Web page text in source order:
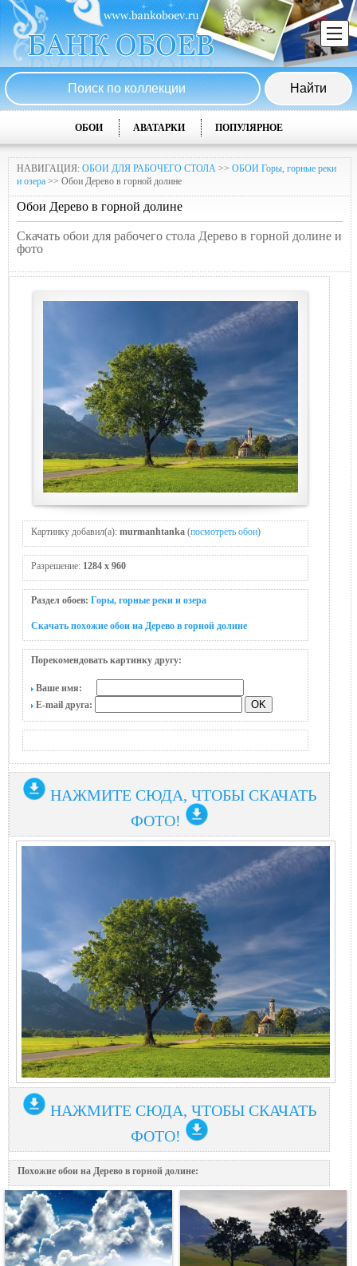
ОБОИ АВАТАРКИ ПОПУЛЯРНОЕ
НАВИГАЦИЯ: ОБОИ ДЛЯ РАБОЧЕГО СТОЛА >> ОБОИ Горы, горные реки
и озера >> Обои Дерево в горной долине
Обои Дерево в горной долине
Скачать обои для рабочего стола Дерево в горной долине и
фото
Картинку добавил(а): murmanhtanka (посмотреть обои)
Разрешение: 1284 x 960
Раздел обоев: Горы, горные реки и озера
Скачать похожие обои на Дерево в горной долине
Порекомендовать картинку другу:
Ваше имя:
E-mail друга:
НАЖМИТЕ СЮДА, ЧТОБЫ СКАЧАТЬ
ФОТО!
НАЖМИТЕ СЮДА, ЧТОБЫ СКАЧАТЬ
ФОТО!
Похожие обои на Дерево в горной долине: